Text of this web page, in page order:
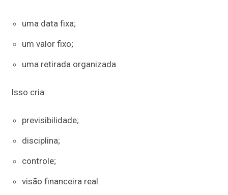
uma data fixa;
um valor fixo;
uma retirada organizada.
Isso cria:
previsibilidade;
disciplina;
controle;
visão financeira real.